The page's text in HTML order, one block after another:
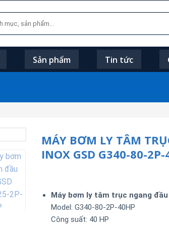
Sản phẩm Tin tức
MÁY BƠM LY TÂM
INOX GSD G340-80-2P-
Máy bơm ly tâm trục ngang đầu
Model: G340-80-2P-40HP
Công suất: 40 HP